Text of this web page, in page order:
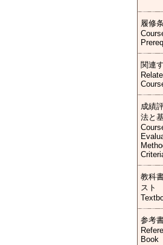
履修
関連
成績
法と
教科
スト
参考
Book